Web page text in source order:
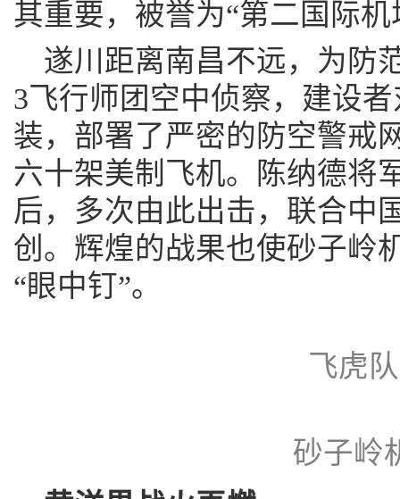
其重要，被誉为“第二国际机
遂川距离南昌不远，为防
3飞行师团空中侦察，建设
装，部署了严密的防空警戒
六十架美制飞机。陈纳德将
后，多次由此出击，联合中
创。辉煌的战果也使砂子岭
“眼中钉”。
飞虎
砂子岭